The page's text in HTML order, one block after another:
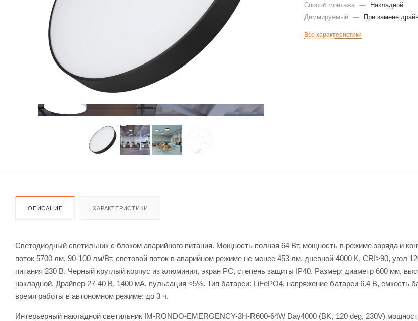
Способ монтажа
—
Накладной
Диммируeмый
— При замене
Все характеристики
ОПИСАНИЕ ХАРАКТЕРИСТИКИ
Светодиодный светильник с блоком аварийного питания. Мощность полная 64 Вт, мощность в режиме заряда и
поток 5700 лм, 90-100 лм/Вт, световой поток в аварийном режиме не менее 453 лм, дневной 4000 K, CRI>90, угол
питания 230 В. Черный круглый корпус из алюминия, экран PC, степень защиты IP40. Размер: диаметр 600 мм,
накладной. Драйвер 27-40 В, 1400 мА, пульсация <5%. Тип батареи: LiFePO4, напряжение батареи 6.4 В, емкость
время работы в автономном режиме: до 3 ч.
Интерьерный накладной светильник IM-RONDO-EMERGENCY-3H-R600-64W Day4000 (BK, 120 deg, 230V)